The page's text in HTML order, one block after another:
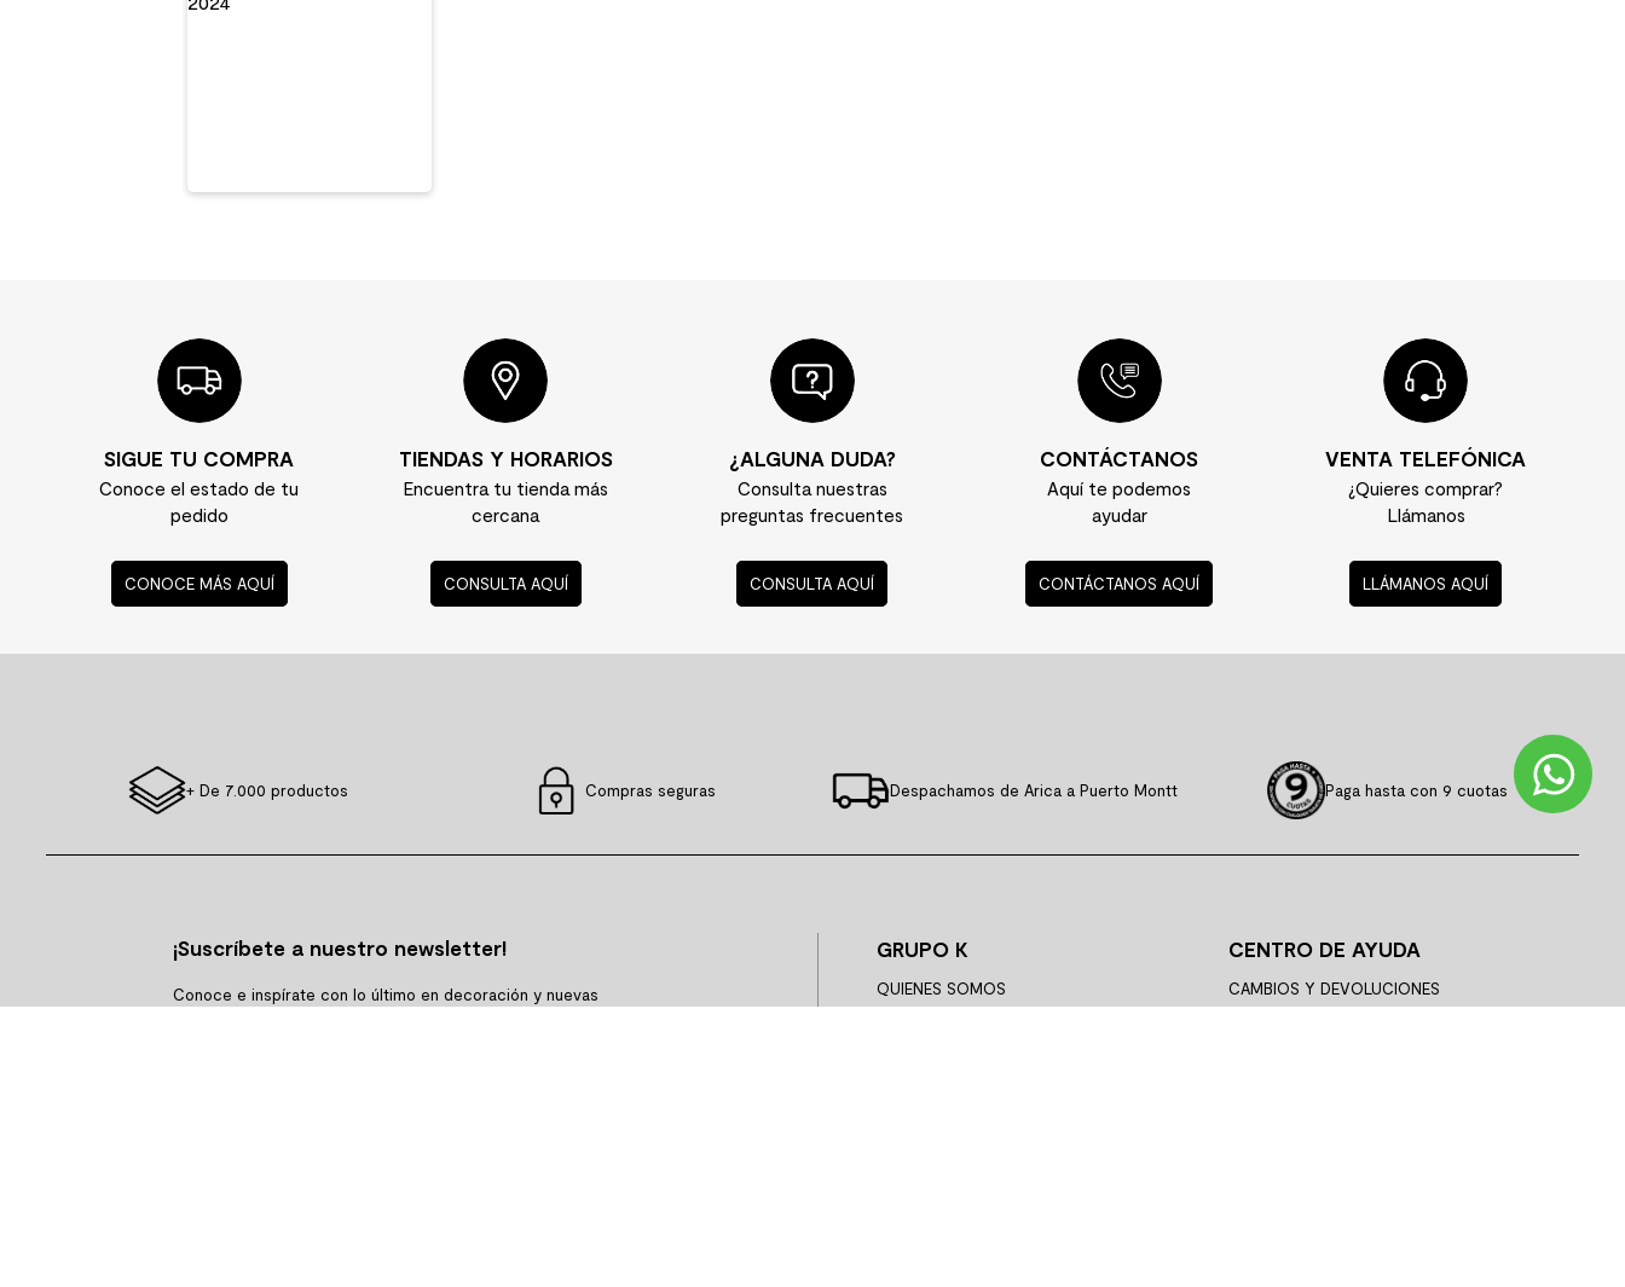
SIGUE TU COMPRA
Conoce el estado de tu
pedido
CONOCE MÁS AQUÍ
TIENDAS Y HORARIOS
Encuentra tu tienda más
cercana
CONSULTA AQUÍ
¿ALGUNA DUDA?
Consulta nuestras
preguntas frecuentes
CONSULTA AQUÍ
CONTÁCTANOS
Aquí te podemos
ayudar
CONTÁCTANOS AQUÍ
VENTA TELEFÓNICA
¿Quieres comprar?
Llámanos
LLÁMANOS AQUÍ
+ De 7.000 productos Compras seguras Despachamos de Arica a Puerto Montt Paga hasta con 9 cuotas
¡Suscríbete a nuestro newsletter!
Conoce e inspírate con lo último en decoración y nuevas
GRUPO K
QUIENES SOMOS
CENTRO DE AYUDA
CAMBIOS Y DEVOLUCIONES